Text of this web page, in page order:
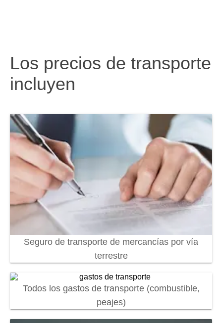
Los precios de transporte
incluyen
Seguro de transporte de mercancías por vía
terrestre
Todos los gastos de transporte (combustible,
peajes)